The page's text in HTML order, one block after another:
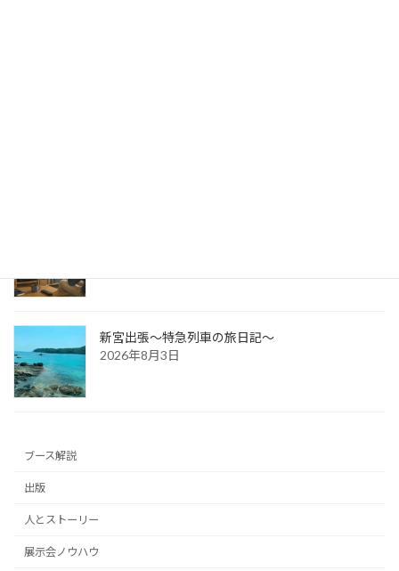
新宮出張～特急列車の旅日記～
2026年8月3日
ブース解説
出版
人とストーリー
展示会ノウハウ